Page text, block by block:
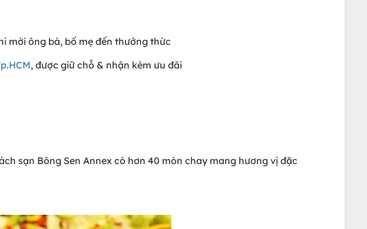
mời ông bà, bố mẹ đến thưởng thức
, được giữ chỗ & nhận kèm ưu đãi
sạn Bông Sen Annex có hơn 40 món chay mang hương vị đặc